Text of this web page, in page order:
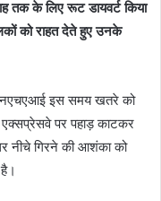
तक के लिए रूट डायवर्ट किया
को राहत देते हुए उनके
इस समय खतरे को
पर पहाड़ काटकर
नीचे गिरने की आशंका को